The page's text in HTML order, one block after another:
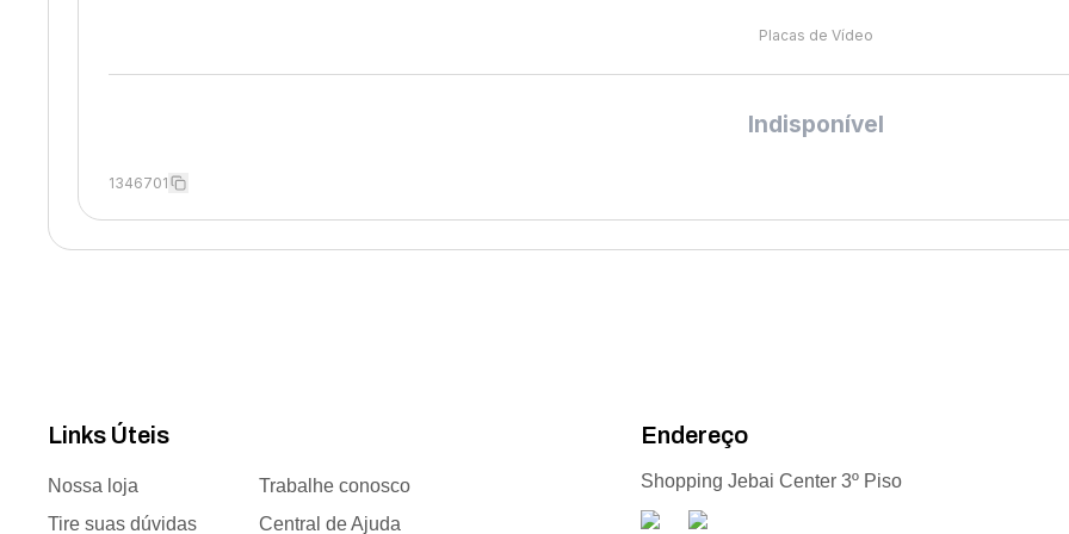
Placas de Vídeo
Indisponível
1346701
Links Úteis
Nossa loja
Trabalhe conosco
Tire suas dúvidas
Central de Ajuda
Endereço
Shopping Jebai Center 3º Piso